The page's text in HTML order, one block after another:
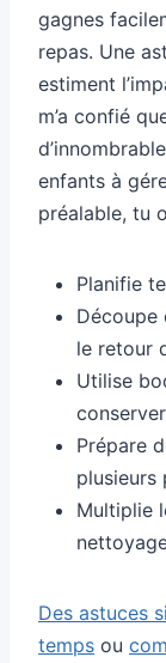
gagnes
repas. Une
estiment
m’a confié
enfants à
préalable, tu
Planifie
Découpe
le retour
Utilise
Prépare
plusieurs
Multiplie
Des astuces
temps ou